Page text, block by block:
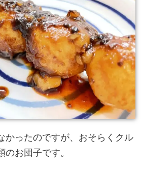
かったのですが、おそらくクル
のお団子です。